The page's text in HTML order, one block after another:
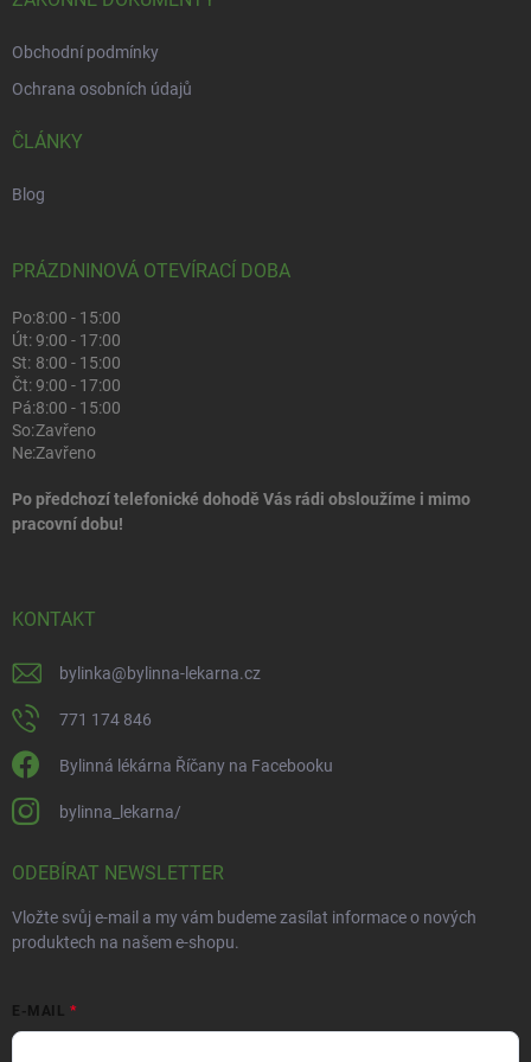
Obchodní podmínky
Ochrana osobních údajů
ČLÁNKY
Blog
PRÁZDNINOVÁ OTEVÍRACÍ DOBA
Po:8:00 - 15:00
Út:9:00 - 17:00
St: 8:00 - 15:00
Čt:9:00 - 17:00
Pá:8:00 - 15:00
So:Zavřeno
Ne:Zavřeno
Po předchozí telefonické dohodě Vás rádi obsloužíme i mimo
pracovní dobu!
KONTAKT
bylinka@bylinna-lekarna.cz
771 174 846
Bylinná lékárna Říčany na Facebooku
bylinna_lekarna/
ODEBÍRAT NEWSLETTER
Vložte svůj e-mail a my vám budeme zasílat informace o nových
produktech na našem e-shopu.
E-MAIL